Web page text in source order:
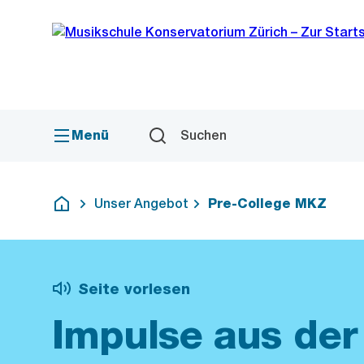
Navigation
Sprunglink
Menü Suchen
Deutsch
Unser Angebot Pre-College MKZ
Seite vorlesen
Impulse aus